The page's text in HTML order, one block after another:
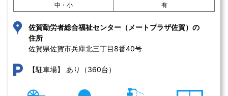
中・小
有
佐賀勤労者総合福祉センター（メートプラザ佐賀）の
住所
佐賀県佐賀市兵庫北三丁目8番40号
【駐車場】 あり（360台）